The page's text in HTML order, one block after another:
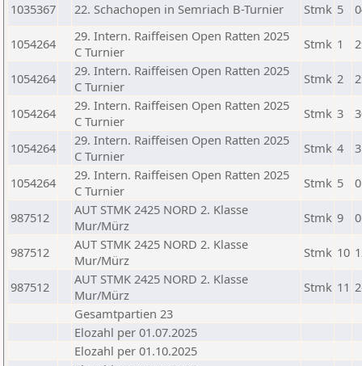
1035367 22. Schachopen in Semriach B-Turnier Stmk 5
1054264
29. Intern. Raiffeisen Open Ratten 2025
C Turnier
Stmk 1
1054264
29. Intern. Raiffeisen Open Ratten 2025
C Turnier
Stmk 2
1054264
29. Intern. Raiffeisen Open Ratten 2025
C Turnier
Stmk 3
1054264
29. Intern. Raiffeisen Open Ratten 2025
C Turnier
Stmk 4
1054264
29. Intern. Raiffeisen Open Ratten 2025
C Turnier
Stmk 5
987512
AUT STMK 2425 NORD 2. Klasse
Mur/Mürz
Stmk 9
987512
AUT STMK 2425 NORD 2. Klasse
Mur/Mürz
Stmk 10
987512
AUT STMK 2425 NORD 2. Klasse
Mur/Mürz
Stmk 11
Gesamtpartien 23
Elozahl per 01.07.2025
Elozahl per 01.10.2025